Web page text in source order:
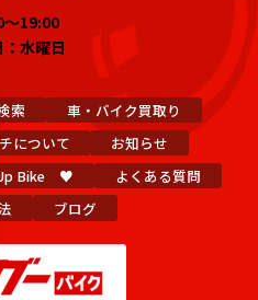
～19:00
水曜日
索
車・バイク買取り
について
お知らせ
Bike ♥
よくある質問
ブログ